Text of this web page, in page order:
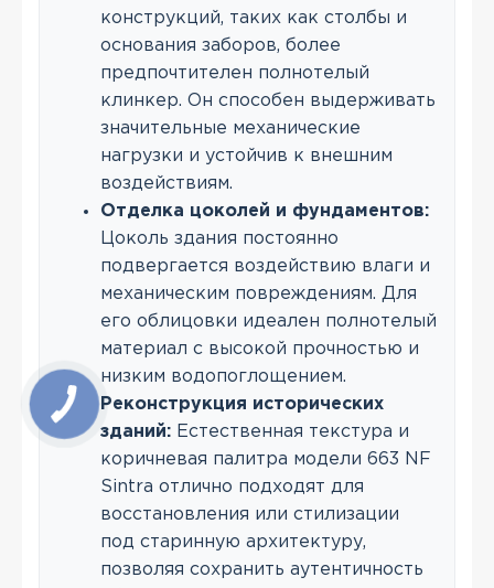
конструкций, таких как столбы и
основания заборов, более
предпочтителен полнотелый
клинкер. Он способен выдерживать
значительные механические
нагрузки и устойчив к внешним
воздействиям.
Отделка цоколей и фундаментов:
Цоколь здания постоянно
подвергается воздействию влаги и
механическим повреждениям. Для
его облицовки идеален полнотелый
материал с высокой прочностью и
низким водопоглощением.
Реконструкция исторических
зданий: Естественная текстура и
коричневая палитра модели 663 NF
Sintra отлично подходят для
восстановления или стилизации
под старинную архитектуру,
позволяя сохранить аутентичность